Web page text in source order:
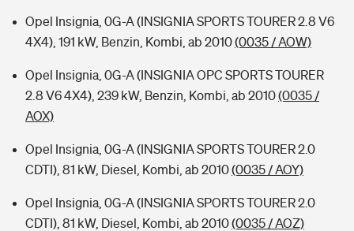
Opel Insignia, 0G-A (INSIGNIA SPORTS TOURER 2.8 V6
4X4), 191 kW, Benzin, Kombi, ab 2010(0035 / AOW)
Opel Insignia, 0G-A (INSIGNIA OPC SPORTS TOURER
2.8 V6 4X4), 239 kW, Benzin, Kombi, ab 2010(0035 /
AOX)
Opel Insignia, 0G-A (INSIGNIA SPORTS TOURER 2.0
CDTI), 81 kW, Diesel, Kombi, ab 2010(0035 / AOY)
Opel Insignia, 0G-A (INSIGNIA SPORTS TOURER 2.0
CDTI), 81 kW, Diesel, Kombi, ab 2010(0035 / AOZ)